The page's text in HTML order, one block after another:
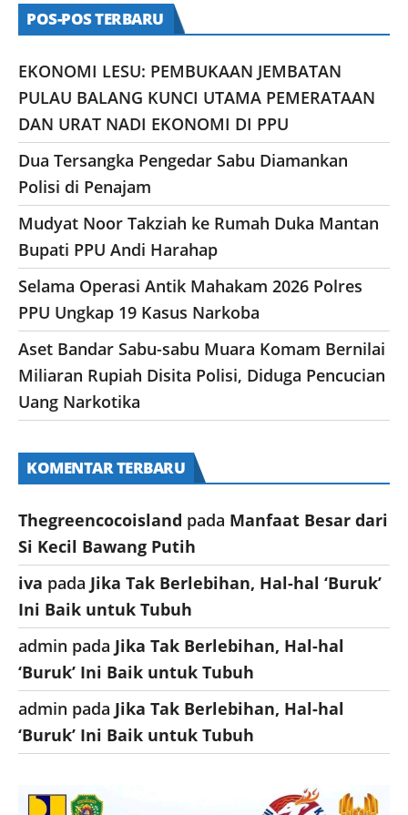
POS-POS TERBARU
EKONOMI LESU: PEMBUKAAN JEMBATAN
PULAU BALANG KUNCI UTAMA PEMERATAAN
DAN URAT NADI EKONOMI DI PPU
Dua Tersangka Pengedar Sabu Diamankan
Polisi di Penajam
Mudyat Noor Takziah ke Rumah Duka Mantan
Bupati PPU Andi Harahap
Selama Operasi Antik Mahakam 2026 Polres
PPU Ungkap 19 Kasus Narkoba
Aset Bandar Sabu-sabu Muara Komam Bernilai
Miliaran Rupiah Disita Polisi, Diduga Pencucian
Uang Narkotika
KOMENTAR TERBARU
Thegreencocoisland pada Manfaat Besar dari
Si Kecil Bawang Putih
iva pada Jika Tak Berlebihan, Hal-hal ‘Buruk’
Ini Baik untuk Tubuh
admin pada Jika Tak Berlebihan, Hal-hal
‘Buruk’ Ini Baik untuk Tubuh
admin pada Jika Tak Berlebihan, Hal-hal
‘Buruk’ Ini Baik untuk Tubuh